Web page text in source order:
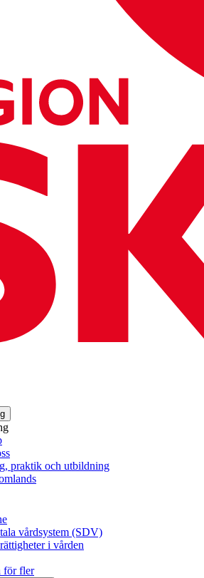
praktik och utbildning
vårdsystem (SDV)
i vården
för fler